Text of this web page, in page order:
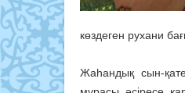
көздеген рухани
Жаһандық сын-